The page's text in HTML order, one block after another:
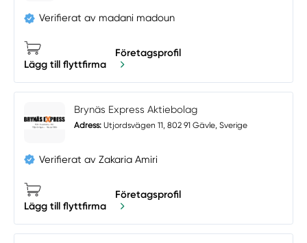
Verifierat av madani madoun
Lägg till flyttfirma
Företagsprofil
Brynäs Express Aktiebolag
Adress: Utjordsvägen 11, 802 91 Gävle, Sverige
Verifierat av Zakaria Amiri
Lägg till flyttfirma
Företagsprofil